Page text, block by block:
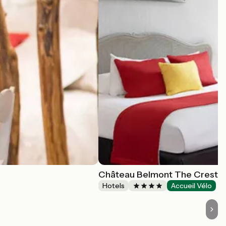
Château Belmont The Crest
Hotels Accueil Vélo